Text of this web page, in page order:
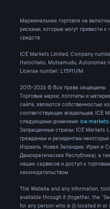
Маржинальная торговля на
рисками, которые могут привести
средств.
ICE Markets Limited, Company
Hamchako, Mutsamudu, Autonomes
License number: L15911/IM
2015-2026 © Все права защищены.
Торговые марки, логотипы и
сайте, являются собственностью
соответствующих владельцев. ICE
следующими доменами: ice-
Запрещенные страны: ICE Markets
гражданам и резидентам
Израель, Новая Зеландия, Иран и
Демократическая Республика), а
наших сервисов и доступ к
законодательством.
This Website and any information,
available through it (together, the
for any person who is (i) located in or